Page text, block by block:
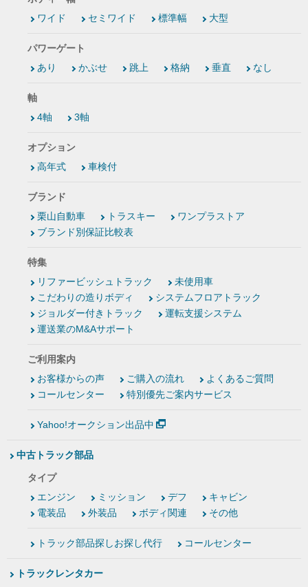
ワイド
セミワイド 標準幅 大型
パワーゲート
あり
かぶせ 跳上 格納 垂直 なし
軸
4軸
3軸
オプション
高年式
車検付
ブランド
栗山自動車
トラスキー
ワンプラストア
ブランド別保証比較表
特集
リファービッシュトラック
未使用車
こだわりの造りボディ
システムフロアトラック
ジョルダー付きトラック
運転支援システム
運送業のM&Aサポート
ご利用案内
お客様からの声
ご購入の流れ
よくあるご質問
コールセンター
特別優先ご案内サービス
Yahoo!オークション出品中
中古トラック部品
タイプ
エンジン
ミッション デフ
キャビン
電装品
外装品 ボディ関連 その他
トラック部品探しお探し代行 コールセンター
トラックレンタカー